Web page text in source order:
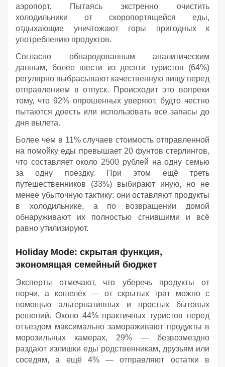
аэропорт. Пытаясь экстренно очистить
холодильники от скоропортящейся еды,
отдыхающие уничтожают горы пригодных к
употреблению продуктов.
Согласно обнародованным аналитическим
данным, более шести из десяти туристов (64%)
регулярно выбрасывают качественную пищу перед
отправлением в отпуск. Происходит это вопреки
тому, что 92% опрошенных уверяют, будто честно
пытаются доесть или использовать все запасы до
дня вылета.
Более чем в 11% случаев стоимость отправленной
на помойку еды превышает 20 фунтов стерлингов,
что составляет около 2500 рублей на одну семью
за одну поездку. При этом ещё треть
путешественников (33%) выбирают иную, но не
менее убыточную тактику: они оставляют продукты
в холодильнике, а по возвращении домой
обнаруживают их полностью сгнившими и всё
равно утилизируют.
Holiday Mode: скрытая функция,
экономящая семейный бюджет
Эксперты отмечают, что уберечь продукты от
порчи, а кошелёк — от скрытых трат можно с
помощью альтернативных и простых бытовых
решений. Около 44% практичных туристов перед
отъездом максимально замораживают продукты в
морозильных камерах, 29% — безвозмездно
раздают излишки еды родственникам, друзьям или
соседям, а ещё 4% — отправляют остатки в